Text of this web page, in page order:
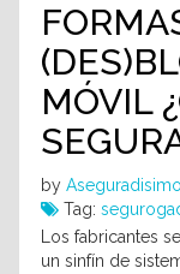
MÓVIL
by Aseguradisimo
Tag:
Los fabricantes
un sinfín de